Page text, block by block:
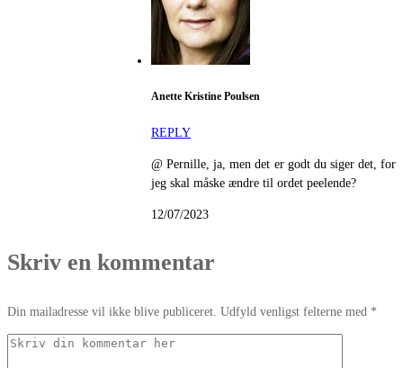
Anette Kristine Poulsen
REPLY
@ Pernille, ja, men det er godt du siger det, for
jeg skal måske ændre til ordet peelende?
12/07/2023
Skriv en kommentar
Din mailadresse vil ikke blive publiceret. Udfyld venligst felterne med *